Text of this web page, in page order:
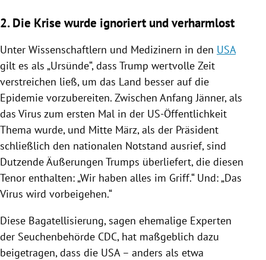
2. Die Krise wurde ignoriert und verharmlost
Unter Wissenschaftlern und Medizinern in den USA
gilt es als „Ursünde“, dass Trump wertvolle Zeit
verstreichen ließ, um das Land besser auf die
Epidemie vorzubereiten. Zwischen Anfang Jänner, als
das Virus zum ersten Mal in der US-Öffentlichkeit
Thema wurde, und Mitte März, als der Präsident
schließlich den nationalen Notstand ausrief, sind
Dutzende Äußerungen Trumps überliefert, die diesen
Tenor enthalten: „Wir haben alles im Griff.“ Und: „Das
Virus wird vorbeigehen.“
Diese Bagatellisierung, sagen ehemalige Experten
der Seuchenbehörde CDC, hat maßgeblich dazu
beigetragen, dass die USA– anders als etwa